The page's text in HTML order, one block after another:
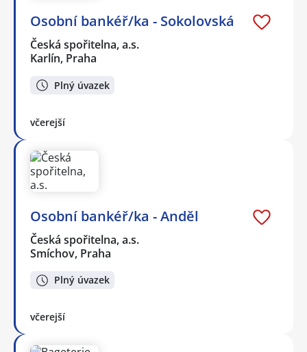
Osobní bankéř/ka - Sokolovská
Česká spořitelna, a.s.
Karlín, Praha
Plný úvazek
včerejší
Osobní bankéř/ka - Anděl
Česká spořitelna, a.s.
Smíchov, Praha
Plný úvazek
včerejší